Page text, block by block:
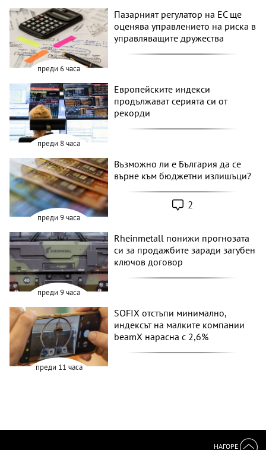
преди 6 часа
Пазарният регулатор на ЕС ще
оценява управлението на риска в
управляващите дружества
преди 8 часа
Европейските индекси
продължават серията си от
рекорди
преди 9 часа
Възможно ли е България да се
върне към бюджетни излишъци?
2
преди 9 часа
Rheinmetall понижи прогнозата
си за продажбите заради загубен
ключов договор
преди 11 часа
SOFIX отстъпи минимално,
индексът на малките компании
beamX нарасна с 2,6%
НАГОРЕ